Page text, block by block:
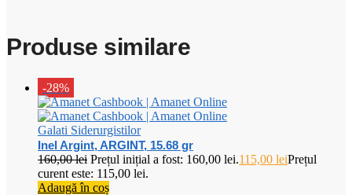
Produse similare
-28%
Galati Siderurgistilor
Inel Argint, ARGINT, 15.68 gr
160,00lei Prețul inițial a fost: 160,00 lei.115,00 leiPrețul
curent este: 115,00 lei.
Adaugă în coș